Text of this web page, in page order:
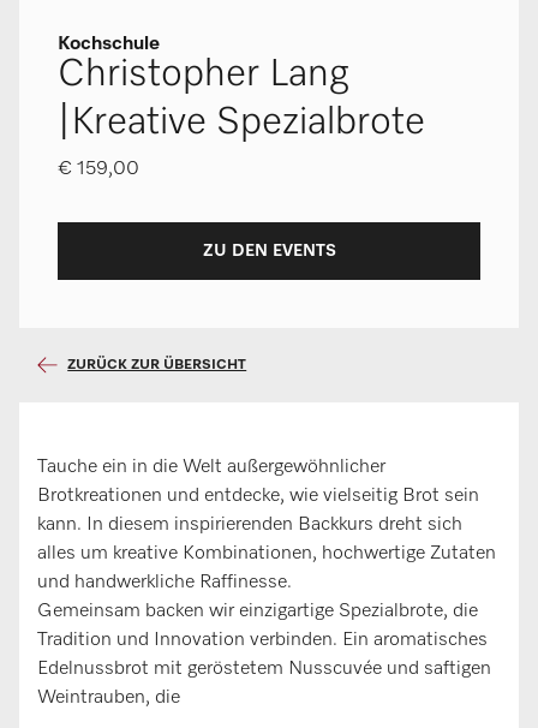
Kochschule
Christopher Lang
|Kreative Spezialbrote
€ 159,00
ZU DEN EVENTS
ZURÜCK ZUR ÜBERSICHT
Tauche ein in die Welt außergewöhnlicher
Brotkreationen und entdecke, wie vielseitig Brot sein
kann. In diesem inspirierenden Backkurs dreht sich
alles um kreative Kombinationen, hochwertige Zutaten
und handwerkliche Raffinesse.
Gemeinsam backen wir einzigartige Spezialbrote, die
Tradition und Innovation verbinden. Ein aromatisches
Edelnussbrot mit geröstetem Nusscuvée und saftigen
Weintrauben, die